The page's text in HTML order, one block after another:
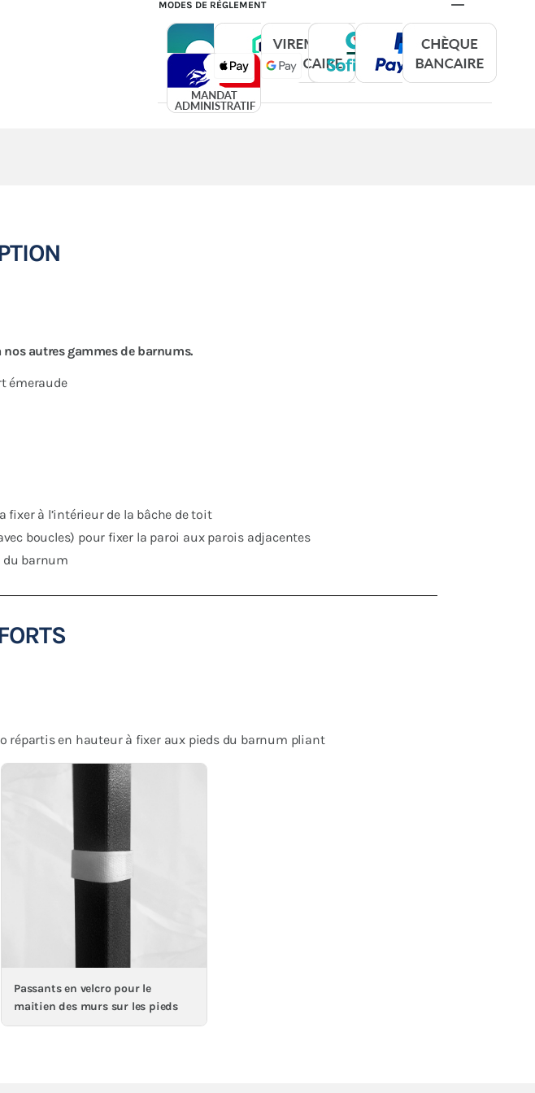
MODES DE RÈGLEMENT
autres gammes de barnums.
émeraude
fixer à l’intérieur de la bâche de toit
boucles) pour fixer la paroi aux parois adjacentes
du barnum
répartis en hauteur à fixer aux pieds du barnum pliant
Passants en velcro pour le
maitien des murs sur les pieds